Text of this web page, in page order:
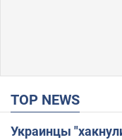
TOP NEWS
Украинцы